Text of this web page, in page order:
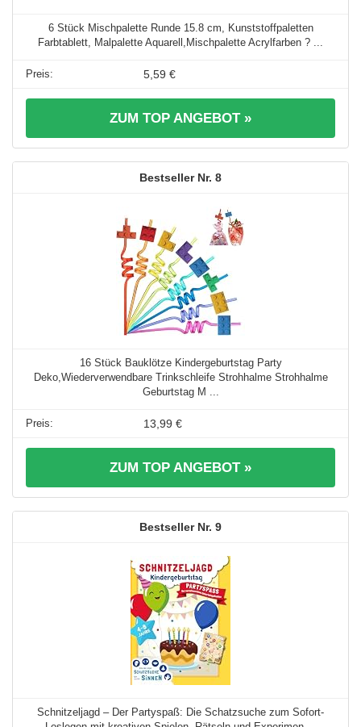
6 Stück Mischpalette Runde 15.8 cm, Kunststoffpaletten
Farbtablett, Malpalette Aquarell,Mischpalette Acrylfarben ? ...
5,59 €
ZUM TOP ANGEBOT »
8
16 Stück Bauklötze Kindergeburtstag Party
Deko,Wiederverwendbare Trinkschleife Strohhalme Strohhalme
Geburtstag M ...
13,99 €
ZUM TOP ANGEBOT »
9
Schnitzeljagd – Der Partyspaß: Die Schatzsuche zum Sofort-